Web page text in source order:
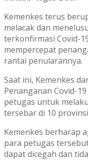
Kemenkes terus
melacak dan
terkonfirmasi Covid-
mempercepat
rantai penularannya.
Saat ini, Kemenkes
Penanganan Covid-
petugas untuk
tersebar di 10
Kemenkes berharap
para petugas
dapat dicegah dan